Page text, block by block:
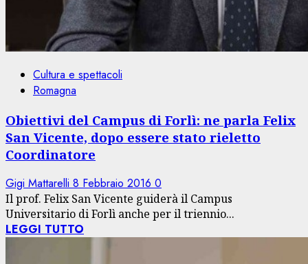
Cultura e spettacoli
Romagna
Obiettivi del Campus di Forlì: ne parla Felix
San Vicente, dopo essere stato rieletto
Coordinatore
Gigi Mattarelli 8 Febbraio 2016 0
Il prof. Felix San Vicente guiderà il Campus
Universitario di Forlì anche per il triennio...
LEGGI TUTTO